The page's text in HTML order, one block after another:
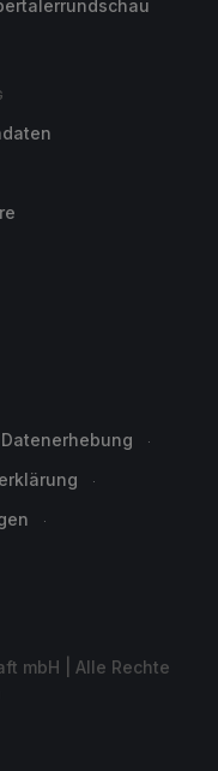
Datenerhebung
mbH | Alle Rechte